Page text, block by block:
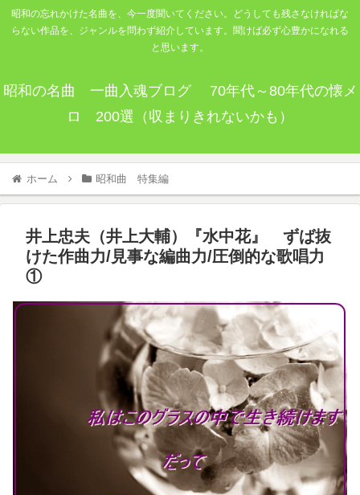
昭和の忘れかけた名曲を、今一度聞いてください。どうしても残さなければな
らない作品を、ジャンルを問わず紹介しています。聞けば必ず心豊かになれる
と思います。
昭和の名曲 一曲入魂ブログ 70年代～80年代の懐メ
ロ 200選（収まりきれないかも）
ホーム 昭和曲 特集編
井上忠夫（井上大輔）『水中花』 ずば抜
けた作曲力/見事な編曲力/圧倒的な歌唱力
①